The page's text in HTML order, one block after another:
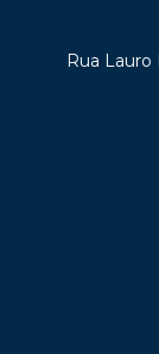
Rua Lauro